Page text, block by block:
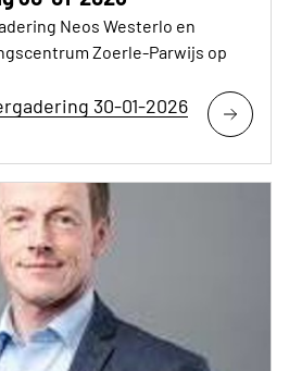
Neos Westerlo en
Zoerle-Parwijs op
30-01-2026